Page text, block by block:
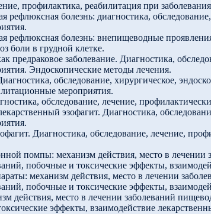
профилактика, реабилитация при
рефлюксная болезнь: диагностика,
рефлюксная болезнь: внепищеводные
боли в грудной клетке.
предраковое заболевание. Диагностика,
Эндоскопические методы лечения.
обследование, хирургическое,
мероприятия.
обследование, лечение,
эзофагит. Диагностика,
Диагностика, обследование, лечение,
помпы: механизм действия, место в лечении
побочные и токсические эффекты,
механизм действия, место в лечении
побочные и токсические эффекты,
действия, место в лечении заболеваний
эффекты, взаимодействие